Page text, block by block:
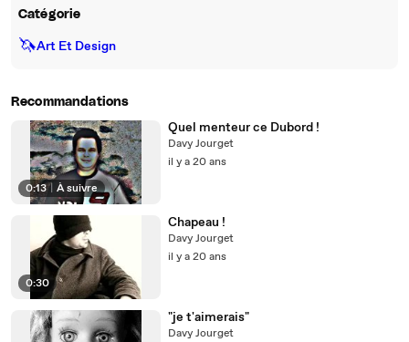
Catégorie
🦄Art Et Design
Recommandations
0:13 | À suivre
Quel menteur ce Dubord !
Davy Jourget
il y a 20 ans
0:30
Chapeau !
Davy Jourget
il y a 20 ans
"je t'aimerais"
Davy Jourget